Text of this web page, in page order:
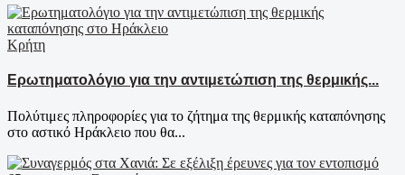
Κρήτη
Ερωτηματολόγιο για την αντιμετώπιση της θερμικής...
Πολύτιμες πληροφορίες για το ζήτημα της θερμικής καταπόνησης
στο αστικό Ηράκλειο που θα...